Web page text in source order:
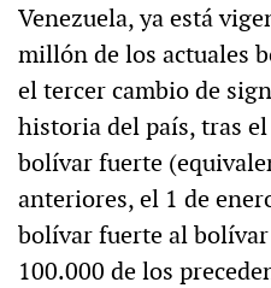
Venezuela, ya está
millón de los actuales
el tercer cambio de
historia del país, tras
bolívar fuerte
anteriores, el 1 de
bolívar fuerte al
100.000 de los